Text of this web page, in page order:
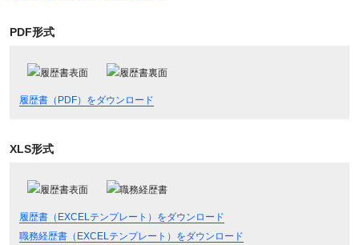
PDF形式
履歴書（PDF）をダウンロード
XLS形式
履歴書（EXCELテンプレート）をダウンロード
職務経歴書（EXCELテンプレート）をダウンロード